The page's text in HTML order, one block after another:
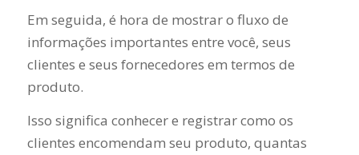
Em seguida, é hora de mostrar o fluxo de
informações importantes entre você, seus
clientes e seus fornecedores em termos de
produto.
Isso significa conhecer e registrar como os
clientes encomendam seu produto, quantas